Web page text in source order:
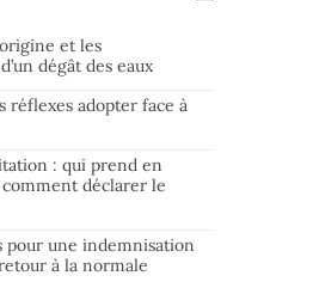
et les
dégât des eaux
réflexes adopter face à
: qui prend en
déclarer le
pour une indemnisation
à la normale